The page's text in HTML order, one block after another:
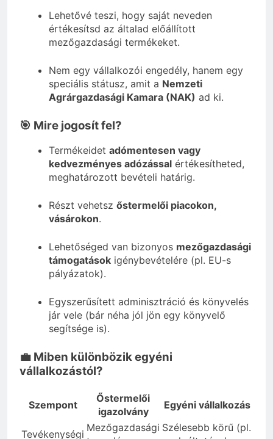
Lehetővé teszi, hogy saját neveden
értékesítsd az általad előállított
mezőgazdasági termékeket.
Nem egy vállalkozói engedély, hanem egy
speciális státusz, amit a Nemzeti
Agrárgazdasági Kamara (NAK) ad ki.
🎯 Mire jogosít fel?
Termékeidet adómentesen vagy
kedvezményes adózással értékesítheted,
meghatározott bevételi határig.
Részt vehetsz őstermelői piacokon,
vásárokon.
Lehetőséged van bizonyos mezőgazdasági
támogatások igénybevételére (pl. EU-s
pályázatok).
Egyszerűsített adminisztráció és könyvelés
jár vele (bár néha jól jön egy könyvelő
segítsége is).
💼 Miben különbözik egyéni
vállalkozástól?
Szempont
Őstermelői
igazolvány
Egyéni vállalkozás
Tevékenységi
Mezőgazdasági Szélesebb körű (pl.